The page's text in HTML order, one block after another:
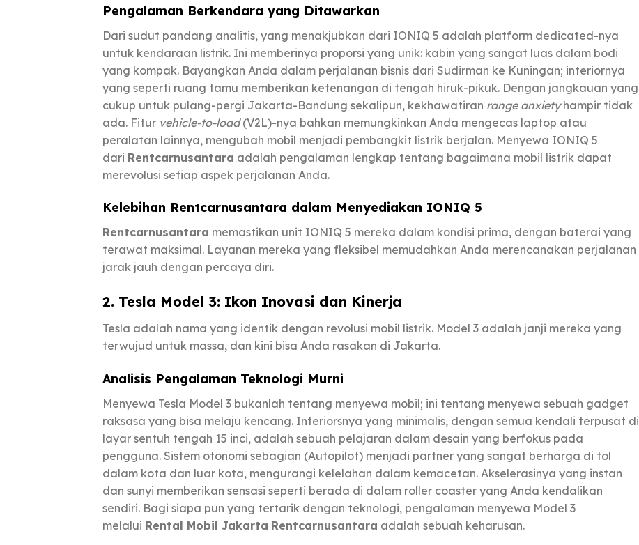
Pengalaman Berkendara yang Ditawarkan
Dari sudut pandang analitis, yang menakjubkan dari IONIQ 5 adalah platform dedicated-nya
untuk kendaraan listrik. Ini memberinya proporsi yang unik: kabin yang sangat luas dalam bodi
yang kompak. Bayangkan Anda dalam perjalanan bisnis dari Sudirman ke Kuningan; interiornya
yang seperti ruang tamu memberikan ketenangan di tengah hiruk-pikuk. Dengan jangkauan yang
cukup untuk pulang-pergi Jakarta-Bandung sekalipun, kekhawatiran range anxietyhampir tidak
ada. Fitur vehicle-to-load(V2L)-nya bahkan memungkinkan Anda mengecas laptop atau
peralatan lainnya, mengubah mobil menjadi pembangkit listrik berjalan. Menyewa IONIQ 5
dari Rentcarnusantara adalah pengalaman lengkap tentang bagaimana mobil listrik dapat
merevolusi setiap aspek perjalanan Anda.
Kelebihan Rentcarnusantara dalam Menyediakan IONIQ 5
Rentcarnusantara memastikan unit IONIQ 5 mereka dalam kondisi prima, dengan baterai yang
terawat maksimal. Layanan mereka yang fleksibel memudahkan Anda merencanakan perjalanan
jarak jauh dengan percaya diri.
2. Tesla Model 3: Ikon Inovasi dan Kinerja
Tesla adalah nama yang identik dengan revolusi mobil listrik. Model 3 adalah janji mereka yang
terwujud untuk massa, dan kini bisa Anda rasakan di Jakarta.
Analisis Pengalaman Teknologi Murni
Menyewa Tesla Model 3 bukanlah tentang menyewa mobil; ini tentang menyewa sebuah gadget
raksasa yang bisa melaju kencang. Interiorsnya yang minimalis, dengan semua kendali terpusat di
layar sentuh tengah 15 inci, adalah sebuah pelajaran dalam desain yang berfokus pada
pengguna. Sistem otonomi sebagian (Autopilot) menjadi partner yang sangat berharga di tol
dalam kota dan luar kota, mengurangi kelelahan dalam kemacetan. Akselerasinya yang instan
dan sunyi memberikan sensasi seperti berada di dalam roller coaster yang Anda kendalikan
sendiri. Bagi siapa pun yang tertarik dengan teknologi, pengalaman menyewa Model 3
melalui Rental Mobil Jakarta Rentcarnusantara adalah sebuah keharusan.